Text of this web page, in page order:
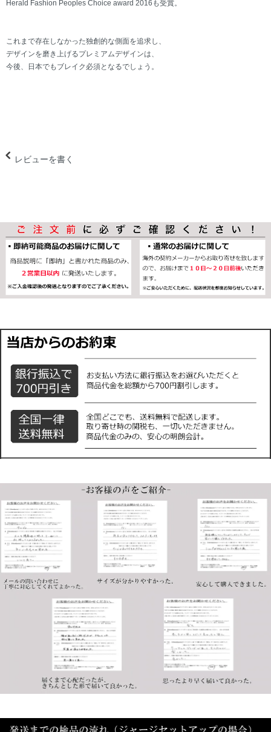
Herald Fashion Peoples Choice award 2016も受賞。
これまで存在しなかった独創的な側面を追求し、
デザインを磨き上げるプレミアムデザインは、
今後、日本でもブレイク必須となるでしょう。
レビューを書く